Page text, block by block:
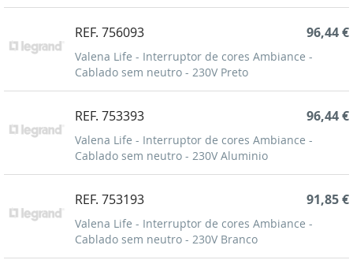
REF. 756093
Valena Life - Interruptor de cores Ambiance -
Cablado sem neutro - 230V Preto
96,44 €
REF. 753393
Valena Life - Interruptor de cores Ambiance -
Cablado sem neutro - 230V Aluminio
96,44 €
REF. 753193
Valena Life - Interruptor de cores Ambiance -
Cablado sem neutro - 230V Branco
91,85 €